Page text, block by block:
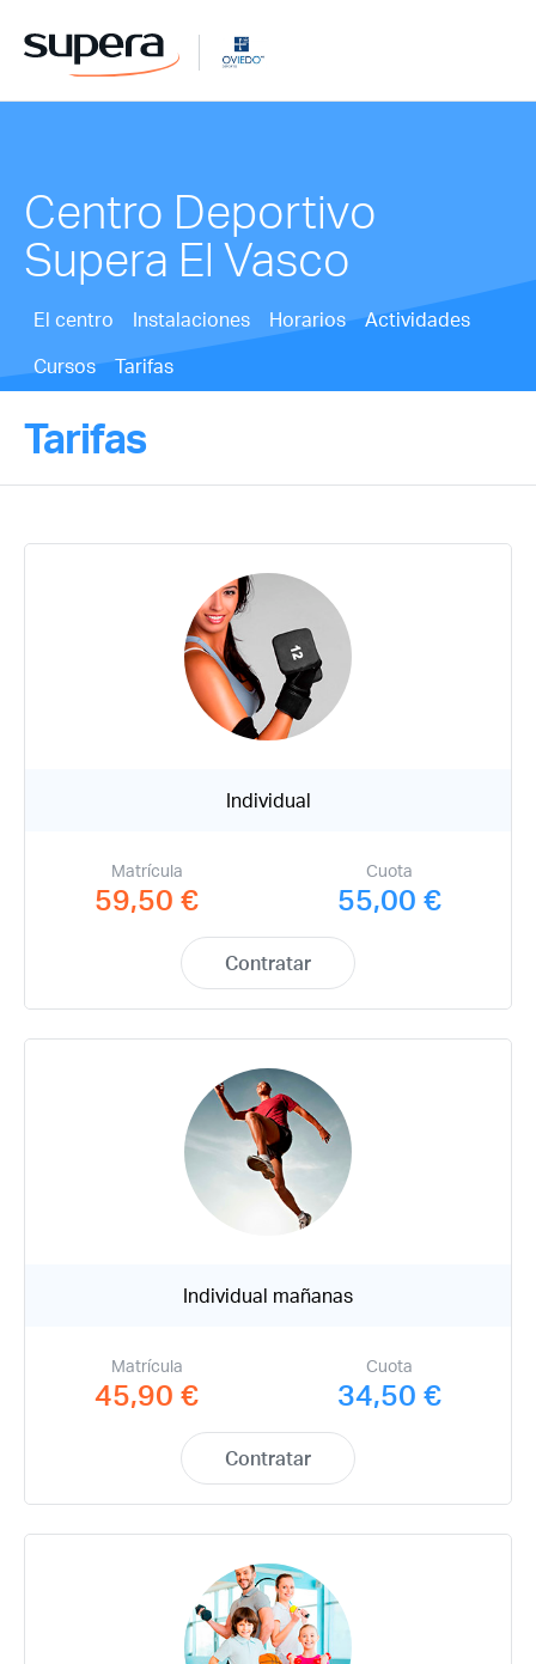
Centro Deportivo
Supera El Vasco
El centro Instalaciones Horarios
Actividades
Cursos
Tarifas
Tarifas
Individual
Matrícula
59,50 €
Cuota
55,00 €
Contratar
Individual mañanas
Matrícula
45,90 €
Cuota
34,50 €
Contratar